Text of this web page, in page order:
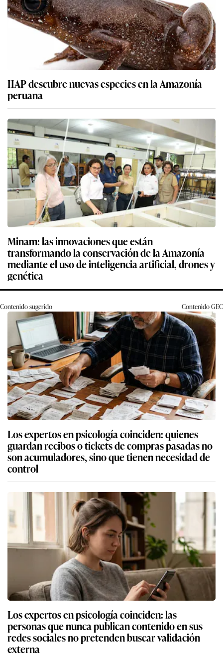
IIAP descubre nuevas especies en la Amazonía
peruana
Minam: las innovaciones que están
transformando la conservación de la Amazonía
mediante el uso de inteligencia artificial, drones y
genética
Contenido sugerido ContenidoGEC
Los expertos en psicología coinciden: quienes
guardan recibos o tickets de compras pasadas no
son acumuladores, sino que tienen necesidad de
control
Los expertos en psicología coinciden: las
personas que nunca publican contenido en sus
redes sociales no pretenden buscar validación
externa